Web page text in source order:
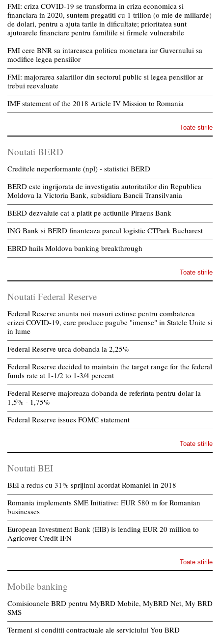
FMI: criza COVID-19 se transforma in criza economica si
financiara in 2020, suntem pregatiti cu 1 trilion (o mie de miliarde)
de dolari, pentru a ajuta tarile in dificultate; prioritatea sunt
ajutoarele financiare pentru familiile si firmele vulnerabile
FMI cere BNR sa intareasca politica monetara iar Guvernului sa
modifice legea pensiilor
FMI: majorarea salariilor din sectorul public si legea pensiilor ar
trebui reevaluate
IMF statement of the 2018 Article IV Mission to Romania
Toate stirile
Noutati BERD
Creditele neperformante (npl) - statistici BERD
BERD este ingrijorata de investigatia autoritatilor din Republica
Moldova la Victoria Bank, subsidiara Bancii Transilvania
BERD dezvaluie cat a platit pe actiunile Piraeus Bank
ING Bank si BERD finanteaza parcul logistic CTPark Bucharest
EBRD hails Moldova banking breakthrough
Toate stirile
Noutati Federal Reserve
Federal Reserve anunta noi masuri extinse pentru combaterea
crizei COVID-19, care produce pagube "imense" in Statele Unite si
in lume
Federal Reserve urca dobanda la 2,25%
Federal Reserve decided to maintain the target range for the federal
funds rate at 1-1/2 to 1-3/4 percent
Federal Reserve majoreaza dobanda de referinta pentru dolar la
1,5% - 1,75%
Federal Reserve issues FOMC statement
Toate stirile
Noutati BEI
BEI a redus cu 31% sprijinul acordat Romaniei in 2018
Romania implements SME Initiative: EUR 580 m for Romanian
businesses
European Investment Bank (EIB) is lending EUR 20 million to
Agricover Credit IFN
Toate stirile
Mobile banking
Comisioanele BRD pentru MyBRD Mobile, MyBRD Net, My BRD
SMS
Termeni si conditii contractuale ale serviciului You BRD